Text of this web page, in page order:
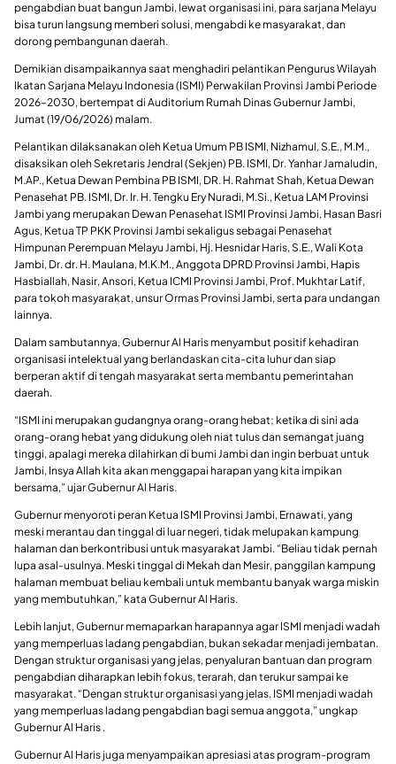
pengabdian buat bangun Jambi, lewat organisasi ini, para sarjana Melayu
bisa turun langsung memberi solusi, mengabdi ke masyarakat, dan
dorong pembangunan daerah.
Demikian disampaikannya saat menghadiri pelantikan Pengurus Wilayah
Ikatan Sarjana Melayu Indonesia (ISMI) Perwakilan Provinsi Jambi Periode
2026–2030, bertempat di Auditorium Rumah Dinas Gubernur Jambi,
Jumat (19/06/2026) malam.
Pelantikan dilaksanakan oleh Ketua Umum PB ISMI, Nizhamul, S.E., M.M.,
disaksikan oleh Sekretaris Jendral (Sekjen) PB. ISMI, Dr. Yanhar Jamaludin,
M.AP., Ketua Dewan Pembina PB ISMI, DR. H. Rahmat Shah, Ketua Dewan
Penasehat PB. ISMI, Dr. Ir. H. Tengku Ery Nuradi, M.Si., Ketua LAM Provinsi
Jambi yang merupakan Dewan Penasehat ISMI Provinsi Jambi, Hasan Basri
Agus, Ketua TP PKK Provinsi Jambi sekaligus sebagai Penasehat
Himpunan Perempuan Melayu Jambi, Hj. Hesnidar Haris, S.E., Wali Kota
Jambi, Dr. dr. H. Maulana, M.K.M., Anggota DPRD Provinsi Jambi, Hapis
Hasbiallah, Nasir, Ansori, Ketua ICMI Provinsi Jambi, Prof. Mukhtar Latif,
para tokoh masyarakat, unsur Ormas Provinsi Jambi, serta para undangan
lainnya.
Dalam sambutannya, Gubernur Al Haris menyambut positif kehadiran
organisasi intelektual yang berlandaskan cita-cita luhur dan siap
berperan aktif di tengah masyarakat serta membantu pemerintahan
daerah.
“ISMI ini merupakan gudangnya orang-orang hebat; ketika di sini ada
orang-orang hebat yang didukung oleh niat tulus dan semangat juang
tinggi, apalagi mereka dilahirkan di bumi Jambi dan ingin berbuat untuk
Jambi, Insya Allah kita akan menggapai harapan yang kita impikan
bersama,” ujar Gubernur Al Haris.
Gubernur menyoroti peran Ketua ISMI Provinsi Jambi, Ernawati, yang
meski merantau dan tinggal di luar negeri, tidak melupakan kampung
halaman dan berkontribusi untuk masyarakat Jambi. “Beliau tidak pernah
lupa asal-usulnya. Meski tinggal di Mekah dan Mesir, panggilan kampung
halaman membuat beliau kembali untuk membantu banyak warga miskin
yang membutuhkan,” kata Gubernur Al Haris.
Lebih lanjut, Gubernur memaparkan harapannya agar ISMI menjadi wadah
yang memperluas ladang pengabdian, bukan sekadar menjadi jembatan.
Dengan struktur organisasi yang jelas, penyaluran bantuan dan program
pengabdian diharapkan lebih fokus, terarah, dan terukur sampai ke
masyarakat. “Dengan struktur organisasi yang jelas, ISMI menjadi wadah
yang memperluas ladang pengabdian bagi semua anggota,” ungkap
Gubernur Al Haris .
Gubernur Al Haris juga menyampaikan apresiasi atas program-program